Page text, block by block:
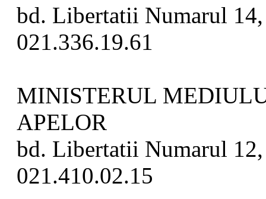
bd. Libertatii Numarul
021.336.19.61
MINISTERUL
APELOR
bd. Libertatii Numarul
021.410.02.15